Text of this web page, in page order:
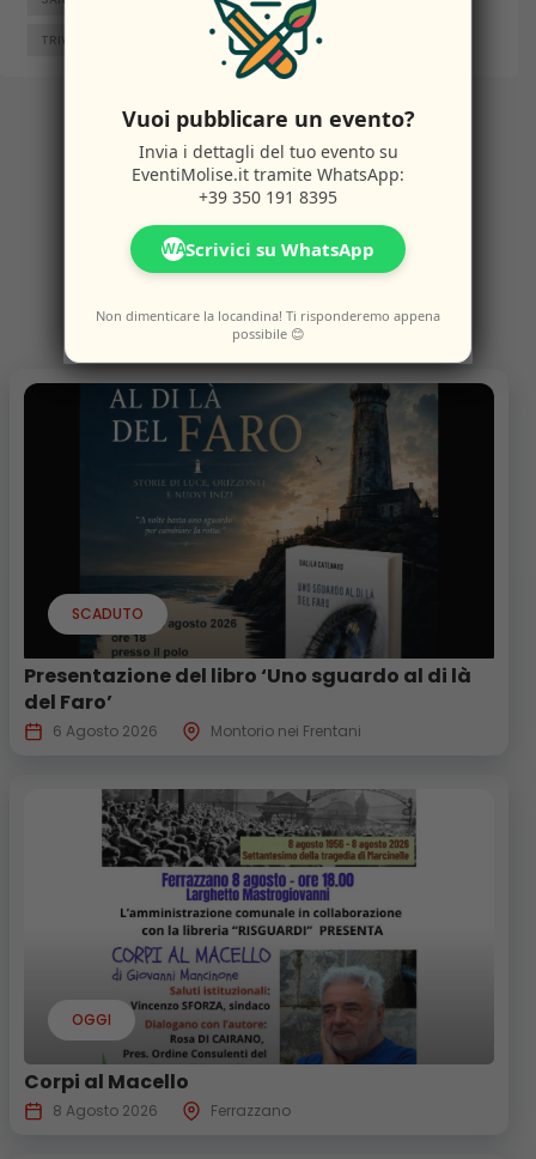
TRIVENTO VINCHIATURO
AltriEventi
Potresti anche amare questi eventi.
SCADUTO
Presentazione del libro ‘Uno sguardo al di là
del Faro’
6 Agosto 2026 Montorio nei Frentani
OGGI
Corpi al Macello
8 Agosto 2026 Ferrazzano
Vuoi pubblicare un evento?
Invia i dettagli del tuo evento su
EventiMolise.it tramite WhatsApp:
+39 350 191 8395
WAScrivici su WhatsApp
Non dimenticare la locandina! Ti risponderemo appena
possibile 😊